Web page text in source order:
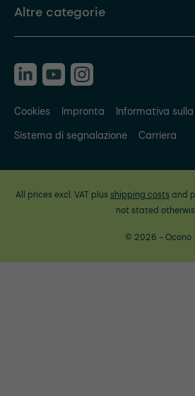
Altre categorie
Cookies Impronta
Informativa
Sistema di segnalazione
Carriera
All prices excl. VAT plus shipping costsand
not stated
© 2026 - Ocono